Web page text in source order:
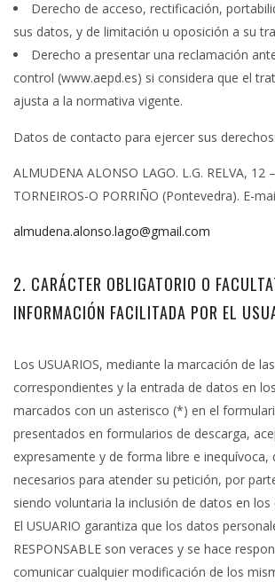
Derecho de acceso, rectificación,
sus datos, y de limitación u oposición a su
Derecho a presentar una reclamación
control (www.aepd.es) si considera que el
ajusta a la normativa vigente.
Datos de contacto para ejercer sus derechos:
ALMUDENA ALONSO LAGO. L.G. RELVA, 12
TORNEIROS-O PORRIÑO (Pontevedra). E-
almudena.alonso.lago@gmail.com
2. CARÁCTER OBLIGATORIO O
INFORMACIÓN FACILITADA POR EL
Los USUARIOS, mediante la marcación de
correspondientes y la entrada de datos en
marcados con un asterisco (*) en el
presentados en formularios de descarga,
expresamente y de forma libre e inequívoca,
necesarios para atender su petición, por
siendo voluntaria la inclusión de datos en
El USUARIO garantiza que los datos
RESPONSABLE son veraces y se hace
comunicar cualquier modificación de los